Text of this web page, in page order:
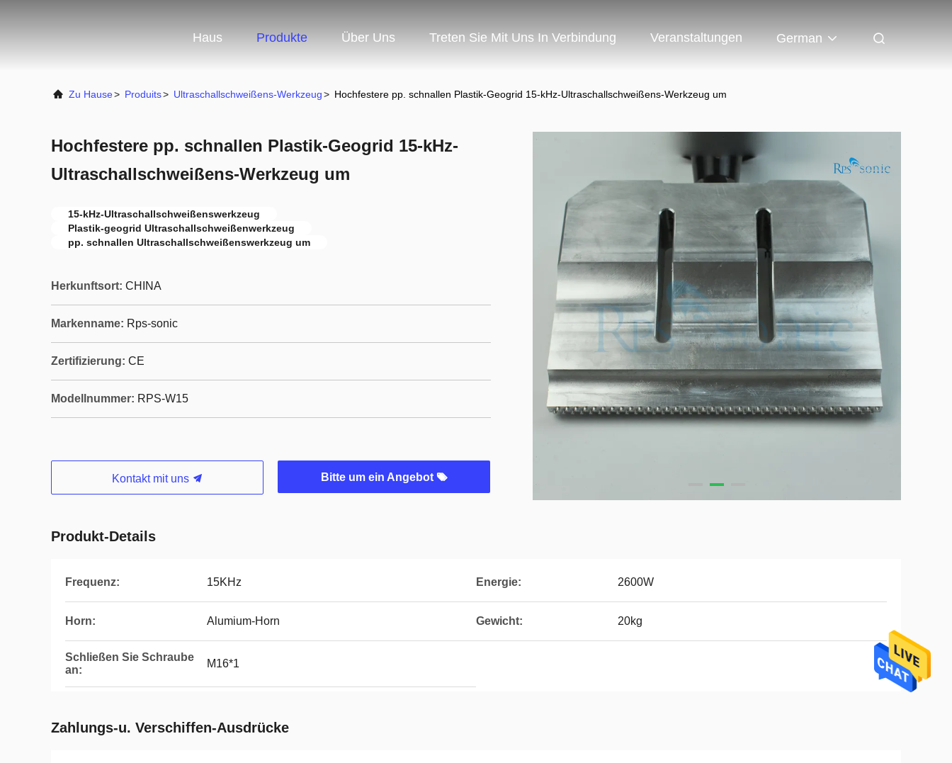
Haus Produkte Über Uns Treten Sie Mit Uns In Verbindung Veranstaltungen German
Zu Hause> Produits> Ultraschallschweißens-Werkzeug> Hochfestere pp. schnallen Plastik-Geogrid 15-kHz-Ultraschallschweißens-Werkzeug um
Hochfestere pp. schnallen Plastik-Geogrid 15-kHz-
Ultraschallschweißens-Werkzeug um
15-kHz-Ultraschallschweißenswerkzeug
Plastik-geogrid Ultraschallschweißenwerkzeug
pp. schnallen Ultraschallschweißenswerkzeug um
Herkunftsort: CHINA
Markenname: Rps-sonic
Zertifizierung: CE
Modellnummer: RPS-W15
Kontakt mit uns Bitte um ein Angebot
Produkt-Details
Frequenz: 15KHz Energie: 2600W
Horn: Alumium-Horn Gewicht: 20kg
Schließen Sie Schraube
an:
M16*1
Zahlungs-u. Verschiffen-Ausdrücke